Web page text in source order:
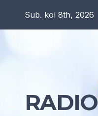
Sub. kol 8th, 2026
RADIO